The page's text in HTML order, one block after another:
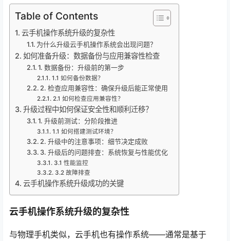
Table of Contents
云手机操作系统升级的复杂性
为什么升级云手机操作系统会出现问题？
如何准备升级：数据备份与应用兼容性检查
1. 数据备份：升级前的第一步
1.1 如何备份数据？
2. 检查应用兼容性：确保升级后能正常使用
2.1 如何检查应用兼容性？
升级过程中如何保证安全性和顺利迁移？
1. 升级前测试：分阶段推进
1.1 如何搭建测试环境？
2. 升级中的注意事项：细节决定成败
3. 升级后的问题排查：系统恢复与性能优化
3.1 性能监控
3.2 故障排查
云手机操作系统升级成功的关键
云手机操作系统升级的复杂性
与物理手机类似，云手机也有操作系统——通常是基于